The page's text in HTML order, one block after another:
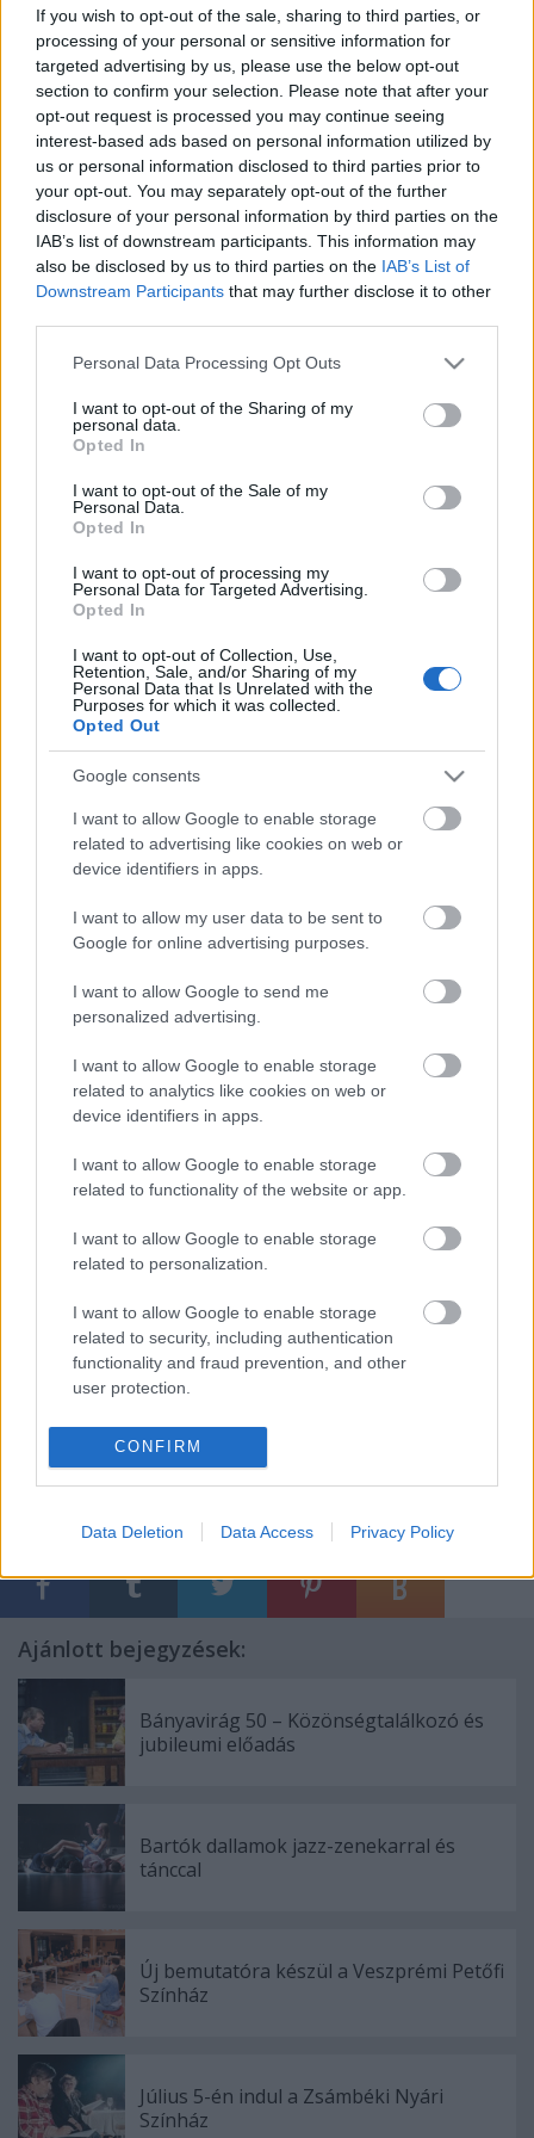
If you wish to opt-out of the sale, sharing to third parties, or
processing of your personal or sensitive information for
targeted advertising by us, please use the below opt-out
section to confirm your selection. Please note that after your
opt-out request is processed you may continue seeing
interest-based ads based on personal information utilized by
us or personal information disclosed to third parties prior to
your opt-out. You may separately opt-out of the further
disclosure of your personal information by third parties on the
IAB’s list of downstream participants. This information may
also be disclosed by us to third parties on the IAB’s List of
Downstream Participants that may further disclose it to other
Please note that this website/app uses one or more Google
not limited to your visit or usage behaviour. You may click to
grant or deny consent to Google and its third-party tags to
use your data for below specified purposes in below Google
consent section.
Personal Data Processing Opt Outs
I want to opt-out of the Sharing of my
personal data.
Opted In
I want to opt-out of the Sale of my
Personal Data.
Opted In
I want to opt-out of processing my
Personal Data for Targeted Advertising.
Opted In
I want to opt-out of Collection, Use,
Retention, Sale, and/or Sharing of my
Personal Data that Is Unrelated with the
Purposes for which it was collected.
Opted Out
Google consents
I want to allow Google to enable storage
related to advertising like cookies on web or
device identifiers in apps.
I want to allow my user data to be sent to
Google for online advertising purposes.
I want to allow Google to send me
personalized advertising.
I want to allow Google to enable storage
related to analytics like cookies on web or
device identifiers in apps.
I want to allow Google to enable storage
related to functionality of the website or app.
I want to allow Google to enable storage
related to personalization.
I want to allow Google to enable storage
related to security, including authentication
functionality and fraud prevention, and other
user protection.
CONFIRM
Data Deletion Data Access Privacy Policy
Zappe László:STERIL TÉRBEN HATÁSTALANÍTVA
Shakespeare: Hamlet
Stuber Andrea:CLAUDIUS, AVAGY A HAMLETET MÁR
MEGÍRTÁK
Kiss Csaba: Hazatérés Dániába
Szántó Judit:ÖRÖKZÖLDEK PRÓZAI SZÍNPADON
Egy csók és más semmi; Bástyasétány 77
MÁS SZEMSZÖGBŐL
Jákfalvi Magdolna:
PANEMET CIRCENES
Tasnádi-Schilling: Hazámhazám
TÁNCSZÍNHÁZ
Nánay István:CÉDULÁK SZKIPÉRŐL
Artus Színház: Osiris tudósítások
DISPUTA
Mestyán Ádám:MI A TÁNCKRITIKA?
Hozzászólás Sándor L. István cikkéhez
MAGYAR RENDEZŐK KÜLFÖLDÖN
Marton László amerikai Csehov-előadásai
DRÁMAMELLÉKLET
Kiss Csaba: HAZATÉRÉS DÁNIÁBA
Ajánlott bejegyzések:
Bányavirág 50 – Közönségtalálkozó és
jubileumi előadás
Bartók dallamok jazz-zenekarral és
tánccal
Új bemutatóra készül a Veszprémi Petőfi
Színház
Július 5-én indul a Zsámbéki Nyári
Színház